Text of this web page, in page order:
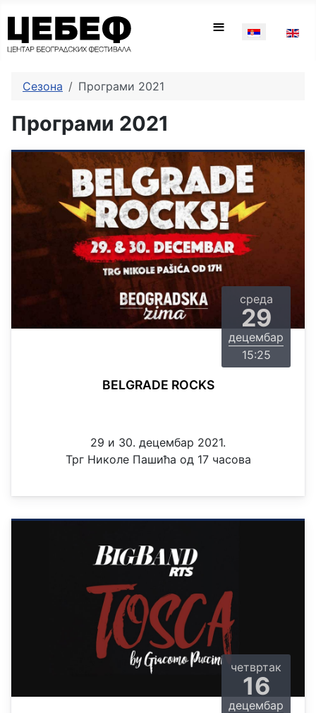
≡
Сезона Програми 2021
Програми 2021
среда
29
децембар
15:25
BELGRADE ROCKS
29 и 30. децембар 2021.
Трг Николе Пашића од 17 часова
четвртак
16
децембар